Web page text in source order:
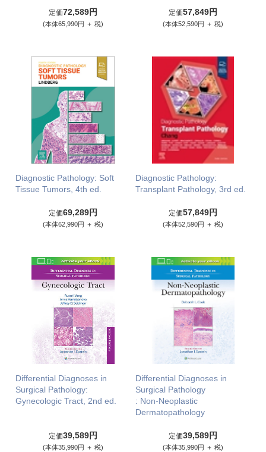
定価72,589円
(本体65,990円 ＋ 税)
定価57,849円
(本体52,590円 ＋ 税)
Diagnostic Pathology: Soft
Tissue Tumors, 4th ed.
定価69,289円
(本体62,990円 ＋ 税)
Diagnostic Pathology:
Transplant Pathology, 3rd ed.
定価57,849円
(本体52,590円 ＋ 税)
Differential Diagnoses in
Surgical Pathology:
Gynecologic Tract, 2nd ed.
定価39,589円
(本体35,990円 ＋ 税)
Differential Diagnoses in
Surgical Pathology
: Non-Neoplastic
Dermatopathology
定価39,589円
(本体35,990円 ＋ 税)